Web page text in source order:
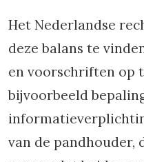
Het Nederlandse
deze balans te
en voorschriften op
bijvoorbeeld
van de pandhouder,